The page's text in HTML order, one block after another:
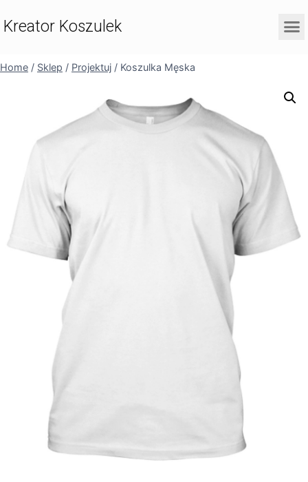
Kreator Koszulek
Home / Sklep / Projektuj / Koszulka Męska